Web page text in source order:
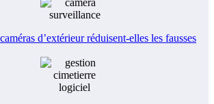
d’extérieur réduisent-elles les fausses